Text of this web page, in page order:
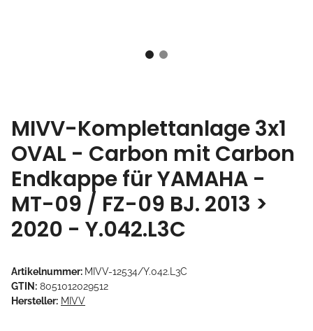
MIVV-Komplettanlage 3x1
OVAL - Carbon mit Carbon
Endkappe für YAMAHA -
MT-09 / FZ-09 BJ. 2013 >
2020 - Y.042.L3C
Artikelnummer: MIVV-12534/Y.042.L3C
GTIN: 8051012029512
Hersteller: MIVV